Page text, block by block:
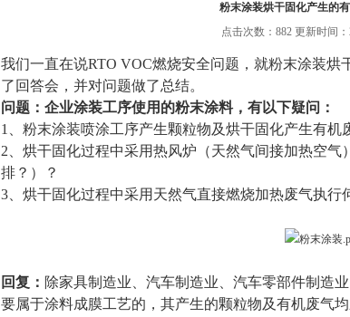
粉末涂装烘干固化产生的
点击次数：882 更新时间：
我们一直在说RTO VOC燃烧安全问题，就粉末涂装
了回答会，并对问题做了总结。
问题：企业涂装工序使用的粉末涂料，有以下疑问：
1、粉末涂装喷涂工序产生颗粒物及烘干固化产生有机
2、烘干固化过程中采用热风炉（天然气间接加热空
排？）？
3、烘干固化过程中采用天然气直接燃烧加热废气执行
回复： 除家具制造业、汽车制造业、汽车零部件制造
要属于涂料成膜工艺的，其产生的颗粒物及有机废气